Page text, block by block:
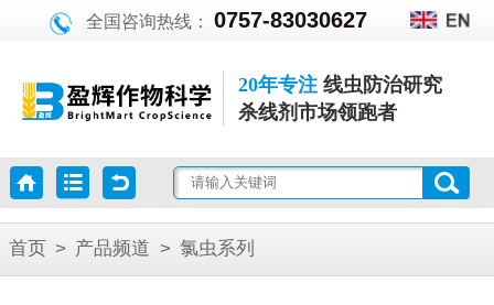
全国咨询热线：0757-83030627
20年专注线虫防治研究
杀线剂市场领跑者
首页 > 产品频道 > 氯虫系列